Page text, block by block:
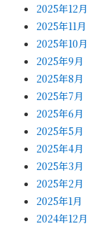
2025年12月
2025年11月
2025年10月
2025年9月
2025年8月
2025年7月
2025年6月
2025年5月
2025年4月
2025年3月
2025年2月
2025年1月
2024年12月